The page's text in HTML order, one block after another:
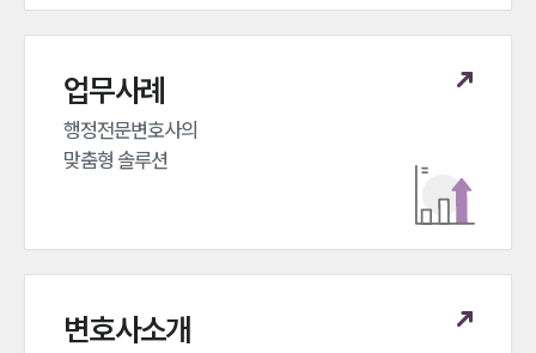
업무사례
행정전문변호사의
맞춤형 솔루션
변호사소개